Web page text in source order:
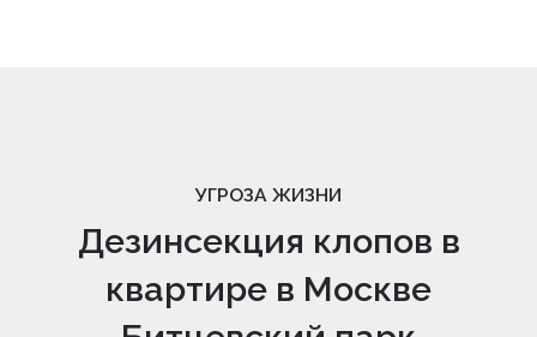
УГРОЗА ЖИЗНИ
Дезинсекция клопов в
квартире в Москве